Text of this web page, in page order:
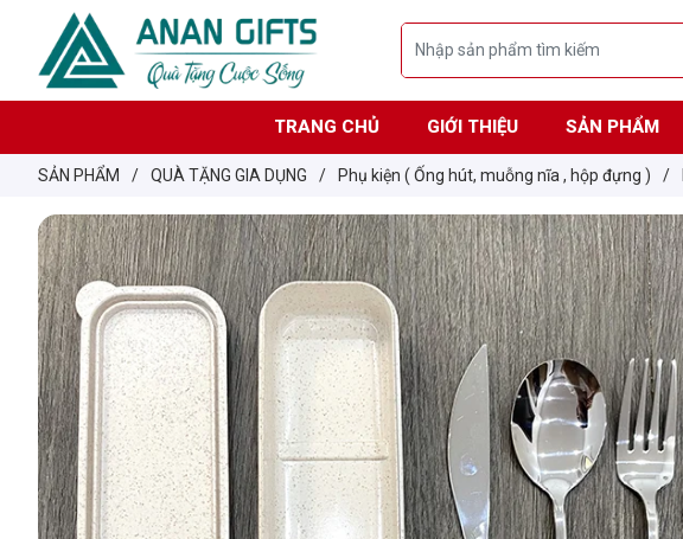
TRANG CHỦ GIỚI THIỆU SẢN PHẨM
SẢN PHẨM / QUÀ TẶNG GIA DỤNG / Phụ kiện ( Ống hút, muỗng nĩa , hộp đựng ) /